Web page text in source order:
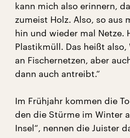
kann mich also erinnern,
zumeist Holz. Also, so aus
hin und wieder mal Netze.
Plastikmüll. Das heißt
an Fischernetzen, aber
dann auch antreibt.“
Im Frühjahr kommen die
den die Stürme im Winter
Insel“, nennen die Juister